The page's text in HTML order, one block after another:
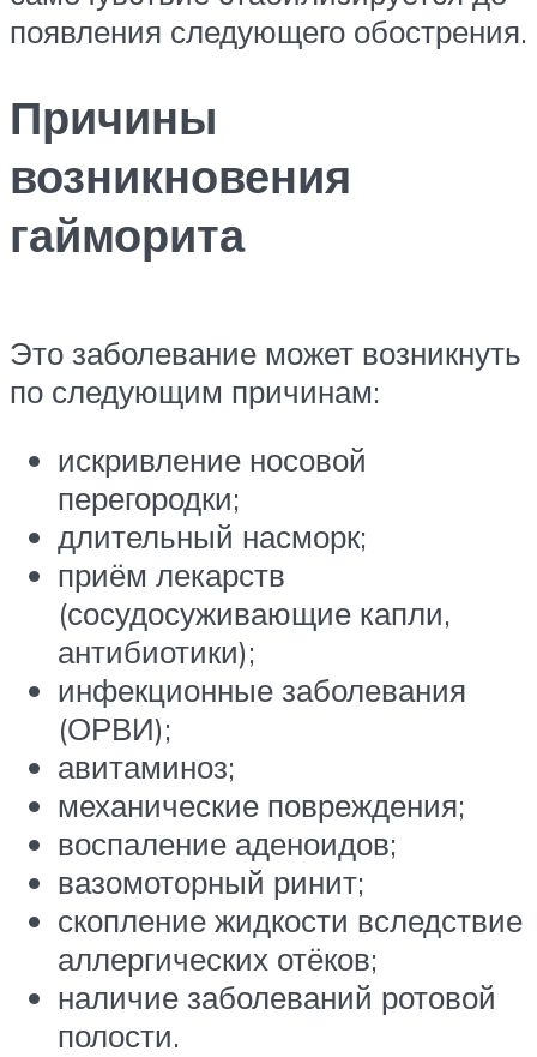
появления следующего обострения.
Причины
возникновения
гайморита
Это заболевание может возникнуть
по следующим причинам:
искривление носовой
перегородки;
длительный насморк;
приём лекарств
(сосудосуживающие капли,
антибиотики);
инфекционные заболевания
(ОРВИ);
авитаминоз;
механические повреждения;
воспаление аденоидов;
вазомоторный ринит;
скопление жидкости вследствие
аллергических отёков;
наличие заболеваний ротовой
полости.